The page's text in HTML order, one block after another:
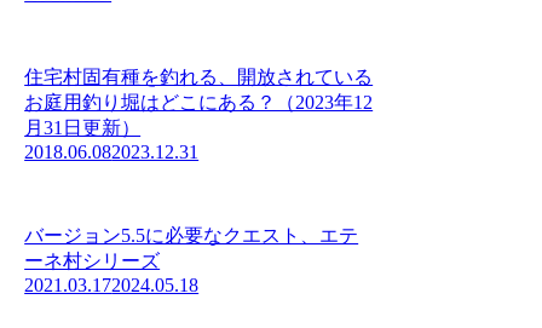
住宅村固有種を釣れる、開放されている
お庭用釣り堀はどこにある？（2023年12
月31日更新）
2018.06.082023.12.31
バージョン5.5に必要なクエスト、エテ
ーネ村シリーズ
2021.03.172024.05.18